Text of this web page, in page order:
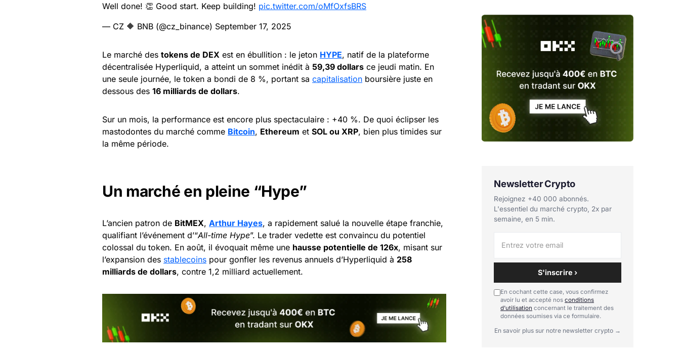
Well done! 👏 Good start. Keep building! pic.twitter.com/oMfOxfsBRS
— CZ 🔶 BNB (@cz_binance) September 17, 2025
Le marché des tokens de DEX est en ébullition : le jeton HYPE, natif de la plateforme
décentralisée Hyperliquid, a atteint un sommet inédit à 59,39 dollars ce jeudi matin. En
une seule journée, le token a bondi de 8 %, portant sa capitalisation boursière juste en
dessous des 16 milliards de dollars.
Sur un mois, la performance est encore plus spectaculaire : +40 %. De quoi éclipser les
mastodontes du marché comme Bitcoin, Ethereum et SOL ou XRP, bien plus timides sur
la même période.
Un marché en pleine “Hype”
L’ancien patron de BitMEX, Arthur Hayes, a rapidement salué la nouvelle étape franchie,
qualifiant l’événement d’“All-time Hype”. Le trader vedette est convaincu du potentiel
colossal du token. En août, il évoquait même une hausse potentielle de 126x, misant sur
l’expansion des stablecoins pour gonfler les revenus annuels d’Hyperliquid à 258
milliards de dollars, contre 1,2 milliard actuellement.
Newsletter Crypto
Rejoignez +40 000 abonnés.
L'essentiel du marché crypto, 2x par
semaine, en 5 min.
S'inscrire ›
En cochant cette case, vous confirmez
avoir lu et accepté nos conditions
d'utilisation concernant le traitement des
données soumises via ce formulaire.
En savoir plus sur notre newsletter crypto →